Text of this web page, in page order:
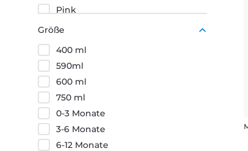
Pink
Rot
Größe
400 ml
590ml
600 ml
750 ml
0-3 Monate
3-6 Monate
6-12 Monate